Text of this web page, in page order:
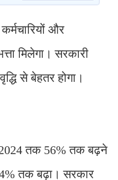
और
मिलेगा। सरकारी
से बेहतर होगा।
2024 तक 56% तक बढ़ने
तक बढ़ा। सरकार